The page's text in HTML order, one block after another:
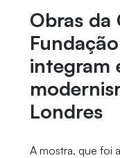
Obras da
integram
Londres
A mostra, que foi